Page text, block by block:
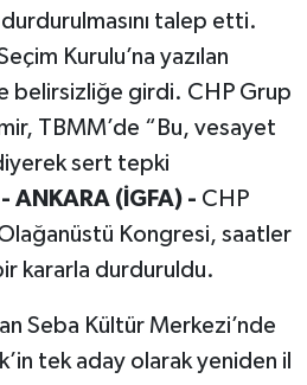
talep etti.
Kurulu’na yazılan
belirsizliğe girdi. CHP Grup
TBMM’de “Bu, vesayet
sert tepki
- ANKARA (İGFA) - CHP
Olağanüstü Kongresi, saatler
kararla durduruldu.
Seba Kültür Merkezi’nde
tek aday olarak yeniden il